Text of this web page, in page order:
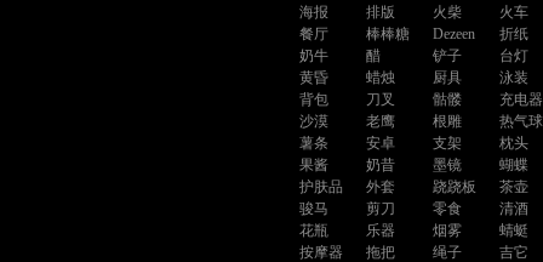
海报
排版 火柴
火车
餐厅
棒棒糖 Dezeen
折纸
奶牛
醋 铲子
台灯
黄昏
蜡烛 厨具
泳装
背包
刀叉 骷髅
充电器
沙漠
老鹰 根雕
热气球
薯条
安卓 支架
枕头
果酱
奶昔 墨镜
蝴蝶
护肤品
外套 跷跷板
茶壶
骏马
剪刀 零食
清酒
花瓶
乐器 烟雾
蜻蜓
按摩器
拖把 绳子
吉它